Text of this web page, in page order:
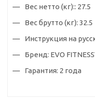
Вес нетто (кг):: 27.5
Вес брутто (кг): 32.5
Инструкция на
Бренд: EVO
Гарантия: 2 года